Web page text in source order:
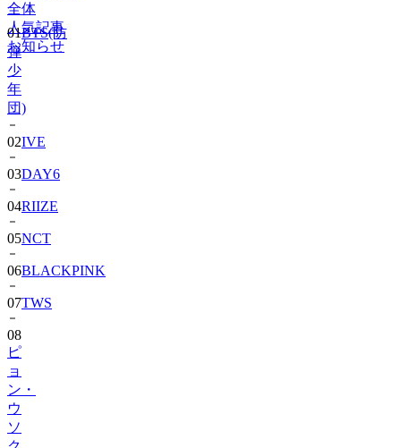
全体
人気記事
お知らせ
01BTS(防
弾
少
年
団)
02IVE
03DAY6
04RIIZE
05NCT
06BLACKPINK
07TWS
08
ピ
ョ
ン・
ウ
ソ